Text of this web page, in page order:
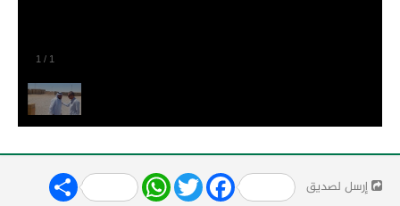
1 / 1
إرسل لصديق Share WhatsApp
Twitter Facebook